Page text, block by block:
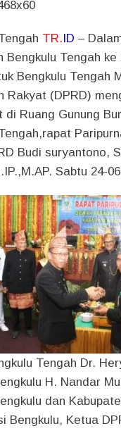
TR.ID –
Bengkulu Tengah
Bengkulu Tengah
Rakyat (DPRD)
di Ruang Gunung
Budi suryantono,
Sabtu 24-
Tengah Dr.
H. Nandar
dan
Bengkulu, Ketua